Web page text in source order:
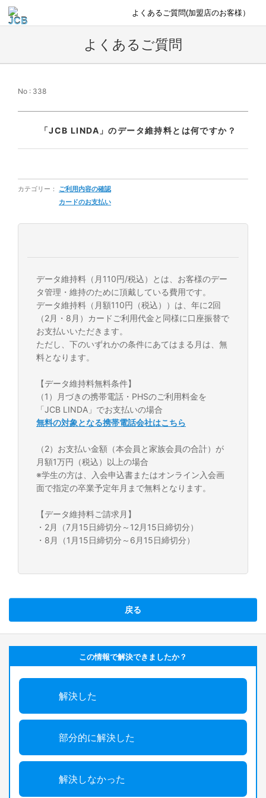
よくあるご質問(加盟店のお客様）
よくあるご質問
No : 338
「JCB LINDA」のデータ維持料とは何ですか？
カテゴリー：
ご利用内容の確認
カードのお支払い
データ維持料（月110円/税込）とは、お客様のデー
タ管理・維持のために頂戴している費用です。
データ維持料（月額110円（税込））は、年に2回
（2月・8月）カードご利用代金と同様に口座振替で
お支払いいただきます。
ただし、下のいずれかの条件にあてはまる月は、無
料となります。
【データ維持料無料条件】
（1）月づきの携帯電話・PHSのご利用料金を
「JCB LINDA」でお支払いの場合
無料の対象となる携帯電話会社はこちら
（2）お支払い金額（本会員と家族会員の合計）が
月額1万円（税込）以上の場合
※学生の方は、入会申込書またはオンライン入会画
面で指定の卒業予定年月まで無料となります。
【データ維持料ご請求月】
・2月（7月15日締切分～12月15日締切分）
・8月（1月15日締切分～6月15日締切分）
戻る
この情報で解決できましたか？
解決した
部分的に解決した
解決しなかった